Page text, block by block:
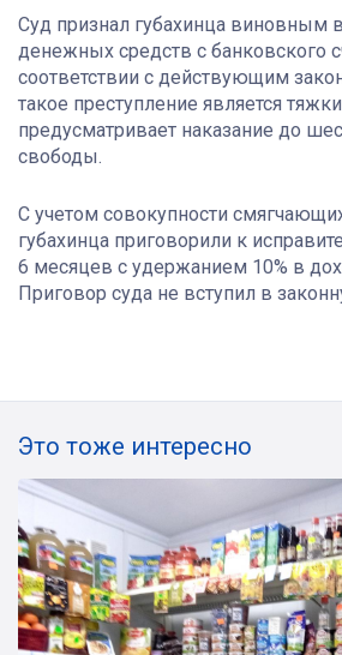
Суд признал губахинца виновным
денежных средств с банковского
соответствии с действующим
такое преступление является
предусматривает наказание до
свободы.
С учетом совокупности
губахинца приговорили к
6 месяцев с удержанием 10% в
Приговор суда не вступил в
Это тоже интересно